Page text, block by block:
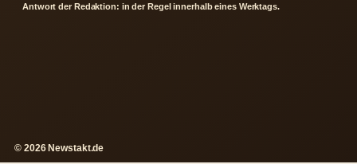
Antwort der Redaktion: in der Regel innerhalb eines Werktags.
© 2026 Newstakt.de